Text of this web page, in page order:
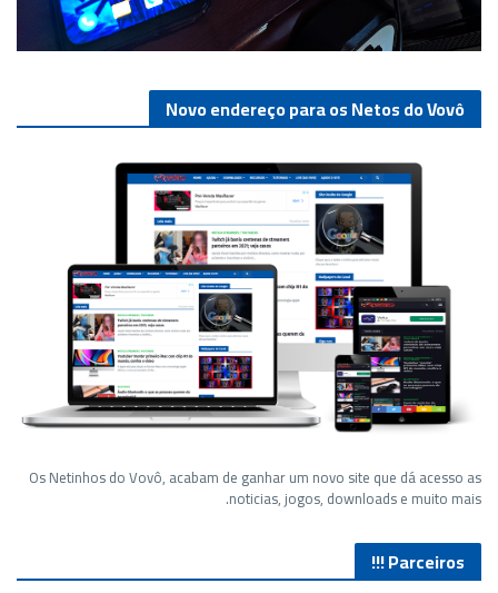
Novo endereço para os Netos do Vovô
Os Netinhos do Vovô, acabam de ganhar um novo site que dá acesso as
noticias, jogos, downloads e muito mais.
Parceiros !!!
O Melhor lugar para adquirir seus mods para o Euro Truck